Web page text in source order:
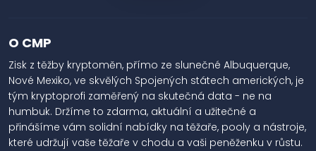
O CMP
Zisk z těžby kryptoměn, přímo ze slunečné Albuquerque,
Nové Mexiko, ve skvělých Spojených státech amerických, je
tým kryptoprofi zaměřený na skutečná data - ne na
humbuk. Držíme to zdarma, aktuální a užitečné a
přinášíme vám solidní nabídky na těžaře, pooly a nástroje,
které udržují vaše těžaře v chodu a vaši peněženku v růstu.